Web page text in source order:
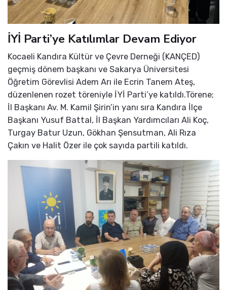
İYİ Parti’ye Katılımlar Devam Ediyor
Kocaeli Kandıra Kültür ve Çevre Derneği (KANÇED)
geçmiş dönem başkanı ve Sakarya Üniversitesi
Öğretim Görevlisi Adem Arı ile Ecrin Tanem Ateş,
düzenlenen rozet töreniyle İYİ Parti’ye katıldı.Törene;
İl Başkanı Av. M. Kamil Şirin’in yanı sıra Kandıra İlçe
Başkanı Yusuf Battal, İl Başkan Yardımcıları Ali Koç,
Turgay Batur Uzun, Gökhan Şensutman, Ali Rıza
Çakın ve Halit Özer ile çok sayıda partili katıldı.